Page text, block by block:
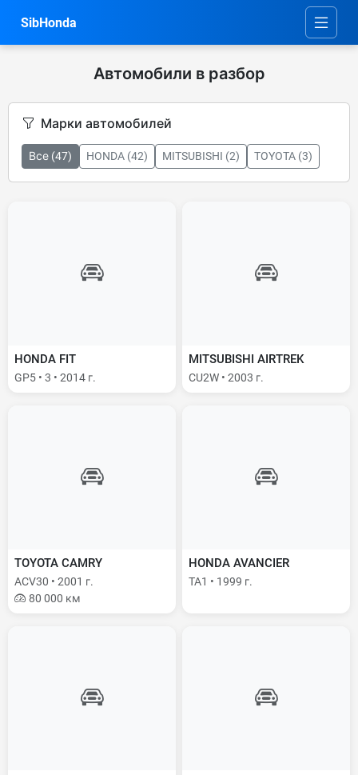
SibHonda
Автомобили в разбор
Марки автомобилей
Все (47) HONDA (42) MITSUBISHI (2) TOYOTA (3)
HONDA FIT
GP5 • 3 • 2014 г.
MITSUBISHI AIRTREK
CU2W • 2003 г.
TOYOTA CAMRY
ACV30 • 2001 г.
80 000 км
HONDA AVANCIER
TA1 • 1999 г.